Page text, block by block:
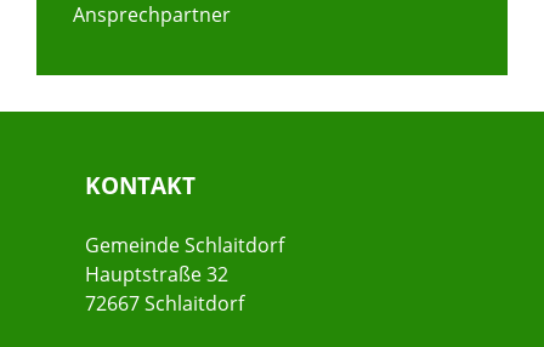
Ansprechpartner
KONTAKT
Gemeinde Schlaitdorf
Hauptstraße 32
72667 Schlaitdorf